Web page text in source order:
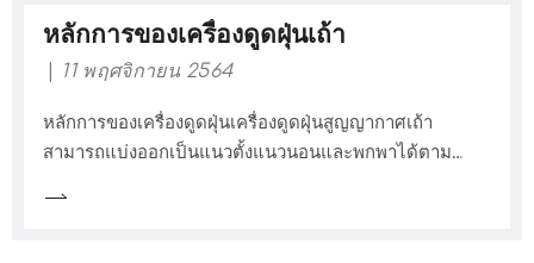
หลักการของเครื่องดูดฝุ่นเถ้า
11 พฤศจิกายน 2564
หลักการของเครื่องดูดฝุ่นเครื่องดูดฝุ่นสูญญากาศเถ้า
สามารถแบ่งออกเป็นแนวตั้งแนวนอนและพกพาได้ตาม